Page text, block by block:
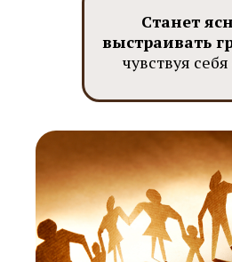
Станет
выстраивать
чувствуя